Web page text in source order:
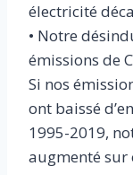
électricité
• Notre
émissions de
Si nos
ont baissé
1995-2019,
augmenté sur